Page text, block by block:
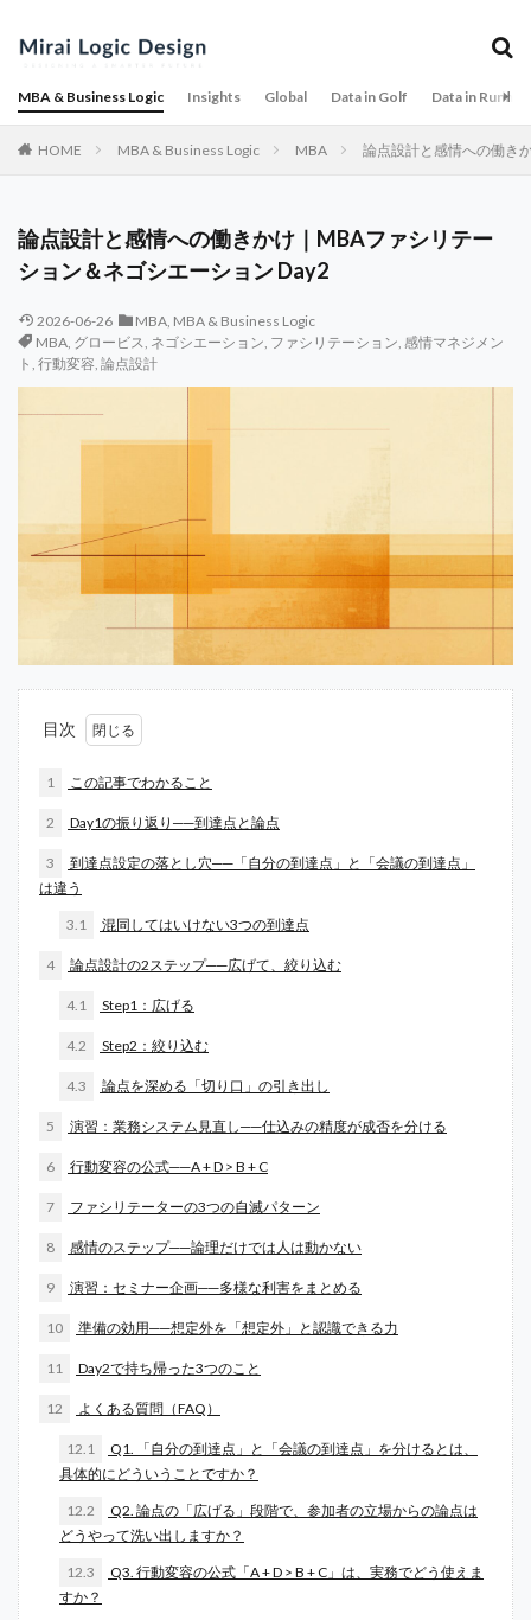
MBA & Business Logic Insights Global Data in Golf Data in
HOME MBA & Business Logic MBA 論点設計と感情への働き
論点設計と感情への働きかけ｜MBAファシリテー
ション＆ネゴシエーション Day2
2026-06-26 MBA, MBA & Business Logic
MBA, グロービス, ネゴシエーション, ファシリテーション, 感情マネジメン
ト , 行動変容, 論点設計
目次
1 この記事でわかること
2 Day1の振り返り──到達点と論点
3
到達点設定の落とし穴──「自分の到達点」と「会議の到達点」
は違う
3.1 混同してはいけない3つの到達点
4 論点設計の2ステップ──広げて、絞り込む
4.1 Step1：広げる
4.2 Step2：絞り込む
4.3 論点を深める「切り口」の引き出し
5 演習：業務システム見直し──仕込みの精度が成否を分ける
6 行動変容の公式──A + D > B + C
7 ファシリテーターの3つの自滅パターン
8 感情のステップ──論理だけでは人は動かない
9 演習：セミナー企画──多様な利害をまとめる
10 準備の効用──想定外を「想定外」と認識できる力
11 Day2で持ち帰った3つのこと
12 よくある質問（FAQ）
12.1
Q1. 「自分の到達点」と「会議の到達点」を分けるとは、
具体的にどういうことですか？
12.2
Q2. 論点の「広げる」段階で、参加者の立場からの論点は
どうやって洗い出しますか？
12.3
Q3. 行動変容の公式「A + D > B + C」は、実務でどう使えま
すか？